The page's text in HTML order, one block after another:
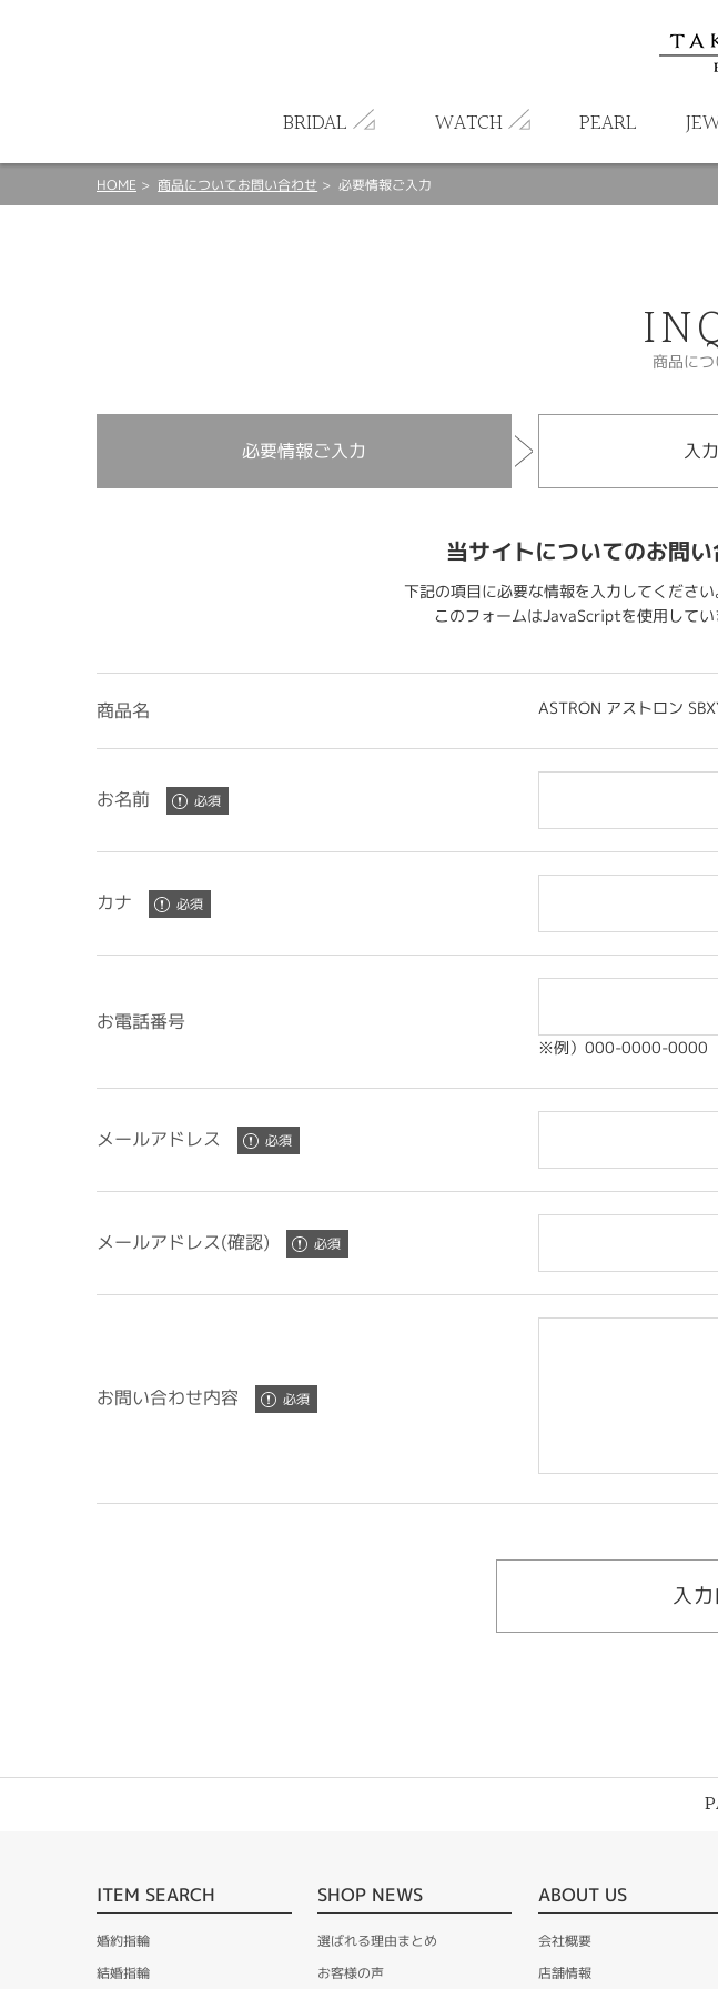
BRIDAL WATCH PEARL
HOME 商品についてお問い合わせ 必要情報ご入力
商品に
必要情報ご入力 入
当サイトについてのお問
下記の項目に必要な情報を入力してくださ
このフォームはJavaScriptを使用して
商品名 ASTRON アストロン
お名前
カナ
お電話番号
※例）000-0000-0000
メールアドレス
メールアドレス(確認)
お問い合わせ内容
ITEM SEARCH
婚約指輪
結婚指輪
SHOP NEWS
選ばれる理由まとめ
お客様の声
ABOUT US
会社概要
店舗情報